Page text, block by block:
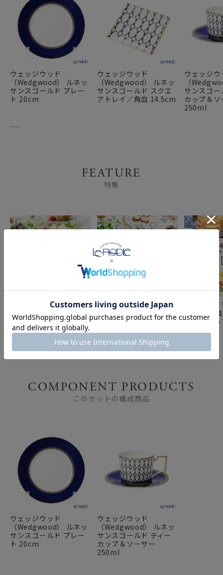
ウェッジウッド
（Wedgwood） ルネッ
サンスゴールド プレー
ト 20cm
ウェッジウッド
（Wedgwood） ルネッ
サンスゴールド スクエ
アトレイ／角皿 14.5cm
ウェッジウ
（
サンスゴ
カップ＆
250ml
FEATURE
特集
ブランド食器を使って、
おうちでたのしむアフタ
ヌーンティー ～お皿 ＆
カップ～
シリーズ別から選ぶ「ウ
ェッジウッド」の美しい
世界
憧れのイ
ド食器 「
～おすす
COMPONENT PRODUCTS
このセットの構成商品
ウェッジウッド
（Wedgwood） ルネッ
サンスゴールド プレー
ト 20cm
ウェッジウッド
（Wedgwood） ルネッ
サンスゴールド ティー
カップ＆ソーサー
250ml